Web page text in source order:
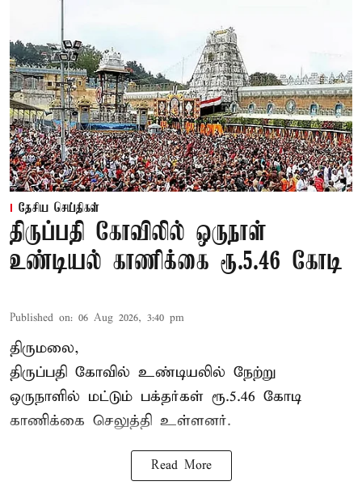
தேசிய செய்திகள்
திருப்பதி கோவிலில் ஒருநாள்
உண்டியல் காணிக்கை ரூ.5.46 கோடி
Published on: 06 Aug 2026, 3:40 pm
திருமலை,
திருப்பதி கோவில் உண்டியலில் நேற்று
ஒருநாளில் மட்டும் பக்தர்கள் ரூ.5.46 கோடி
காணிக்கை செலுத்தி உள்ளனர்.
Read More